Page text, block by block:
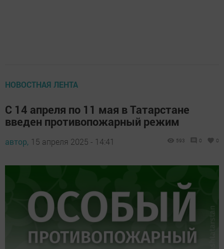
НОВОСТНАЯ ЛЕНТА
С 14 апреля по 11 мая в Татарстане
введен противопожарный режим
автор, 15 апреля 2025 - 14:41 593 0 0